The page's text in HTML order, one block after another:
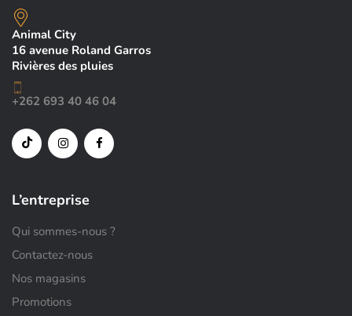
Animal City
16 avenue Roland Garros
Rivières des pluies
+262 693 40 46 04
L’entreprise
Qui sommes-nous ?
Contactez-nous
Nos magasins
Promotions